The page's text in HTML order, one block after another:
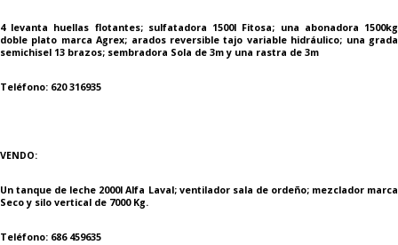
4 levanta huellas flotantes; sulfatadora 1500l Fitosa; una abonadora 1500kg
doble plato marca Agrex; arados reversible tajo variable hidráulico; una grada
semichisel 13 brazos; sembradora Sola de 3m y una rastra de 3m
Teléfono: 620 316935
VENDO:
Un tanque de leche 2000l Alfa Laval; ventilador sala de ordeño; mezclador marca
Seco y silo vertical de 7000 Kg.
Teléfono: 686 459635